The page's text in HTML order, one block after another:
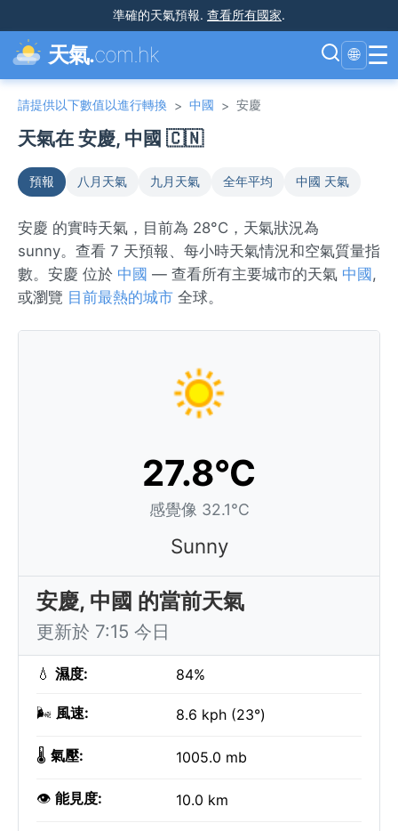
準確的天氣預報. 查看所有國家.
天氣.com.hk 🌐 ☰
請提供以下數值以進行轉換 > 中國 > 安慶
天氣在 安慶, 中國 🇨🇳
預報 八月天氣 九月天氣 全年平均 中國 天氣
安慶 的實時天氣，目前為 28°C，天氣狀況為
sunny。查看 7 天預報、每小時天氣情況和空氣質量指
數。安慶 位於 中國 — 查看所有主要城市的天氣 中國 ,
或瀏覽 目前最熱的城市 全球。
27.8°C
感覺像 32.1°C
Sunny
安慶, 中國 的當前天氣
更新於 7:15 今日
💧 濕度: 84%
🌬️ 風速: 8.6 kph (23°)
🌡️ 氣壓: 1005.0 mb
👁️ 能見度: 10.0 km